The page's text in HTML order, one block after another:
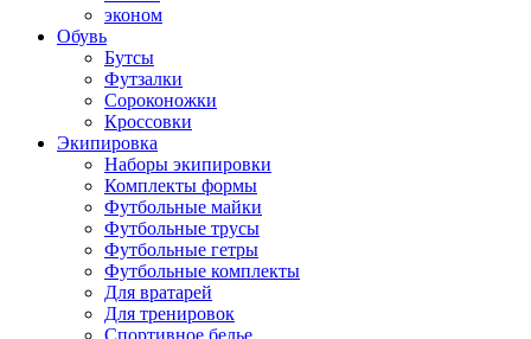
эконом
Обувь
Бутсы
Футзалки
Сороконожки
Кроссовки
Экипировка
Наборы экипировки
Комплекты формы
Футбольные майки
Футбольные трусы
Футбольные гетры
Футбольные комплекты
Для вратарей
Для тренировок
Спортивное белье